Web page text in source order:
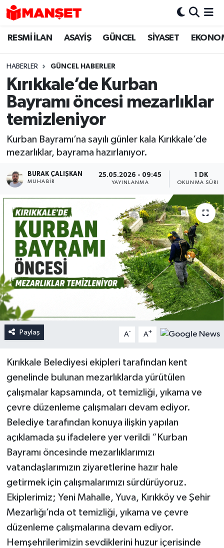
RESMİ İLAN ASAYİŞ GÜNCEL SİYASET
HABERLER GÜNCEL HABERLER
Kırıkkale’de Kurban
Bayramı öncesi mezarlıklar
temizleniyor
Kurban Bayramı’na sayılı günler kala Kırıkkale’de
mezarlıklar, bayrama hazırlanıyor.
BURAK ÇALIŞKAN
MUHABIR
25.05.2026 - 09:45
YAYINLANMA
1 DK
OKUNMA
Paylaş A- A+
Kırıkkale Belediyesi ekipleri tarafından kent
genelinde bulunan mezarlıklarda yürütülen
çalışmalar kapsamında, ot temizliği, yıkama ve
çevre düzenleme çalışmaları devam ediyor.
Belediye tarafından konuya ilişkin yapılan
açıklamada şu ifadelere yer verildi “Kurban
Bayramı öncesinde mezarlıklarımızı
vatandaşlarımızın ziyaretlerine hazır hale
getirmek için çalışmalarımızı sürdürüyoruz.
Ekiplerimiz; Yeni Mahalle, Yuva, Kırıkköy ve Şehir
Mezarlığı’nda ot temizliği, yıkama ve çevre
düzenleme çalışmalarına devam ediyor.
Hemşehrilerimizin sevdiklerini huzur içerisinde
Hava Durumu
Trafik Durumu
Süper Lig Puan Durumu ve Fikstür
Tüm Manşetler
Son Dakika Haberleri